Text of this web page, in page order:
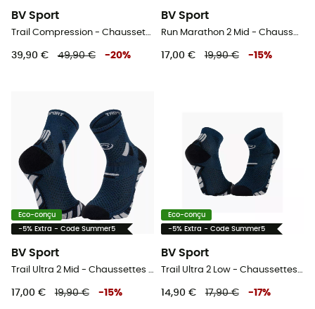
BV Sport
Trail Compression - Chaussettes de compression
39,90 € 49,90 € -20%
BV Sport
Run Marathon 2 Mid - Chaussettes running
17,00 € 19,90 € -15%
Eco-conçu
-5% Extra - Code Summer5
BV Sport
Trail Ultra 2 Mid - Chaussettes trail
17,00 € 19,90 € -15%
Eco-conçu
-5% Extra - Code Summer5
BV Sport
Trail Ultra 2 Low - Chaussettes trail
14,90 € 17,90 € -17%